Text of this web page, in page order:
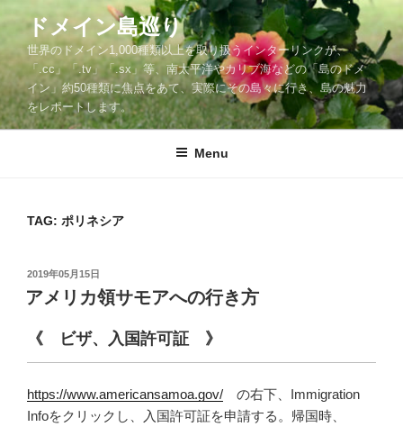
content
ドメイン島巡り
世界のドメイン1,000種類以上を取り扱うインターリンクが、
「.cc」「.tv」「.sx」等、南太平洋やカリブ海などの「島のドメ
イン」約50種類に焦点をあて、実際にその島々に行き、島の魅力
をレポートします。
Menu
TAG: ポリネシア
POSTED
ON
2019年05月15日
アメリカ領サモアへの行き方
《 ビザ、入国許可証 》
https://www.americansamoa.gov/ の右下、Immigration
Infoをクリックし、入国許可証を申請する。帰国時、